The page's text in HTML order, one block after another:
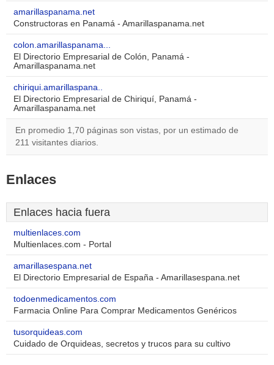
amarillaspanama.net
Constructoras en Panamá - Amarillaspanama.net
colon.amarillaspanama...
El Directorio Empresarial de Colón, Panamá -
Amarillaspanama.net
chiriqui.amarillaspana..
El Directorio Empresarial de Chiriquí, Panamá -
Amarillaspanama.net
En promedio 1,70 páginas son vistas, por un estimado de
211 visitantes diarios.
Enlaces
Enlaces hacia fuera
multienlaces.com
Multienlaces.com - Portal
amarillasespana.net
El Directorio Empresarial de España - Amarillasespana.net
todoenmedicamentos.com
Farmacia Online Para Comprar Medicamentos Genéricos
tusorquideas.com
Cuidado de Orquideas, secretos y trucos para su cultivo